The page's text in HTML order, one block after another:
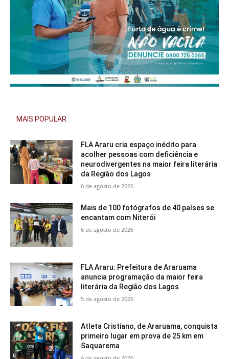
MAIS POPULAR
FLA Araru cria espaço inédito para
acolher pessoas com deficiência e
neurodivergentes na maior feira literária
da Região dos Lagos
6 de agosto de 2026
Mais de 100 fotógrafos de 40 países se
encantam com Niterói
6 de agosto de 2026
FLA Araru: Prefeitura de Araruama
anuncia programação da maior feira
literária da Região dos Lagos
5 de agosto de 2026
Atleta Cristiano, de Araruama, conquista
primeiro lugar em prova de 25 km em
Saquarema